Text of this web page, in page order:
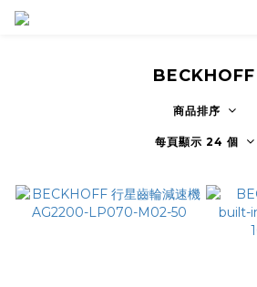
BECKHOFF
商品排序
每頁顯示 24 個